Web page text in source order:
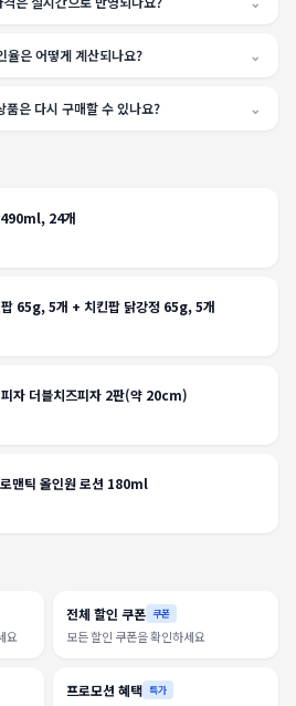
율은 어떻게 계산되나요? ⌄
품은 다시 구매할 수 있나요? ⌄
490ml, 24개
팝 65g, 5개 + 치킨팝 닭강정 65g, 5개
자 더블치즈피자 2판(약 20cm)
맨틱 올인원 로션 180ml
요
전체 할인 쿠폰 쿠폰
모든 할인 쿠폰을 확인하세요
프로모션 혜택 특가